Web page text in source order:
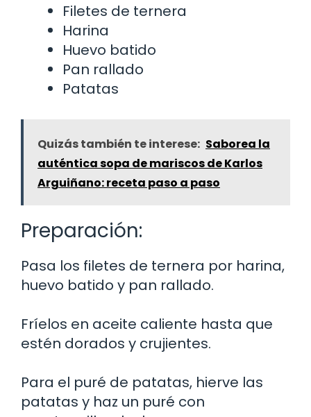
Filetes de ternera
Harina
Huevo batido
Pan rallado
Patatas
Quizás también te interese: Saborea la
auténtica sopa de mariscos de Karlos
Arguiñano: receta paso a paso
Preparación:
Pasa los filetes de ternera por harina,
huevo batido y pan rallado.
Fríelos en aceite caliente hasta que
estén dorados y crujientes.
Para el puré de patatas, hierve las
patatas y haz un puré con